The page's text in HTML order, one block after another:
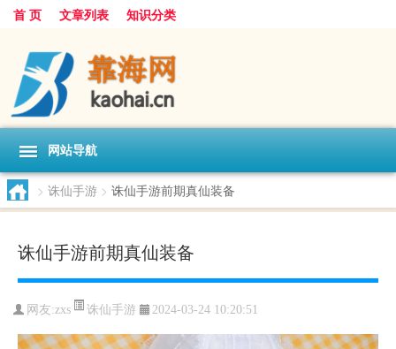
首 页 文章列表 知识分类
网站导航
> 诛仙手游 > 诛仙手游前期真仙装备
诛仙手游前期真仙装备
网友:zxs 诛仙手游 2024-03-24 10:20:51